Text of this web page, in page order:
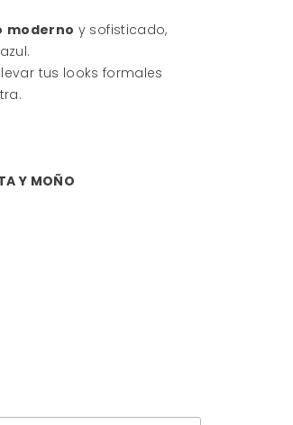
moderno y sofisticado,
tus looks formales
Y MOÑO